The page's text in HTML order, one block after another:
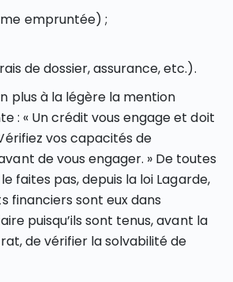
empruntée) ;
de dossier, assurance, etc.).
plus à la légère la mention
: « Un crédit vous engage et doit
vos capacités de
de vous engager. » De toutes
faites pas, depuis la loi Lagarde,
financiers sont eux dans
puisqu’ils sont tenus, avant la
de vérifier la solvabilité de